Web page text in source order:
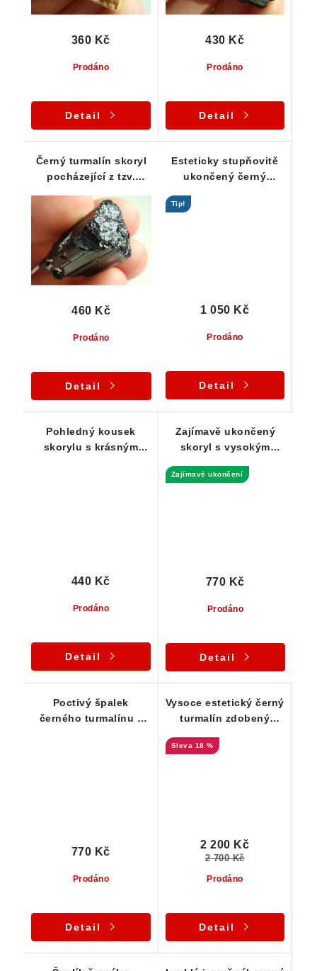
Prodáno
360 Kč
Detail
Prodáno
430 Kč
Detail
Černý turmalín skoryl
pocházející z tzv.
Prodáno
460 Kč
Detail
Esteticky stupňovitě
ukončený černý
Tip!
Prodáno
1 050 Kč
Detail
Pohledný kousek
skorylu s krásným
Prodáno
440 Kč
Detail
Zajímavě ukončený
skoryl s vysokým
rýhováním-14 g
Zajímavé ukončení
Prodáno
770 Kč
Detail
Poctivý špalek
černého turmalínu z
Prodáno
770 Kč
Detail
Vysoce estetický černý
turmalín zdobený
18 %
Prodáno
2 200 Kč
2 700 Kč
Detail